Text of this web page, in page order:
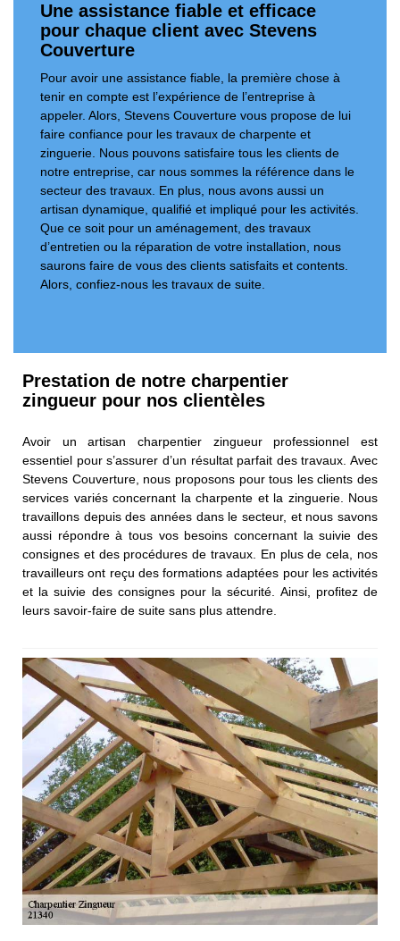
Une assistance fiable et efficace
pour chaque client avec Stevens
Couverture
Pour avoir une assistance fiable, la première chose à
tenir en compte est l’expérience de l’entreprise à
appeler. Alors, Stevens Couverture vous propose de lui
faire confiance pour les travaux de charpente et
zinguerie. Nous pouvons satisfaire tous les clients de
notre entreprise, car nous sommes la référence dans le
secteur des travaux. En plus, nous avons aussi un
artisan dynamique, qualifié et impliqué pour les activités.
Que ce soit pour un aménagement, des travaux
d’entretien ou la réparation de votre installation, nous
saurons faire de vous des clients satisfaits et contents.
Alors, confiez-nous les travaux de suite.
Prestation de notre charpentier
zingueur pour nos clientèles
Avoir un artisan charpentier zingueur professionnel est
essentiel pour s’assurer d’un résultat parfait des travaux. Avec
Stevens Couverture, nous proposons pour tous les clients des
services variés concernant la charpente et la zinguerie. Nous
travaillons depuis des années dans le secteur, et nous savons
aussi répondre à tous vos besoins concernant la suivie des
consignes et des procédures de travaux. En plus de cela, nos
travailleurs ont reçu des formations adaptées pour les activités
et la suivie des consignes pour la sécurité. Ainsi, profitez de
leurs savoir-faire de suite sans plus attendre.